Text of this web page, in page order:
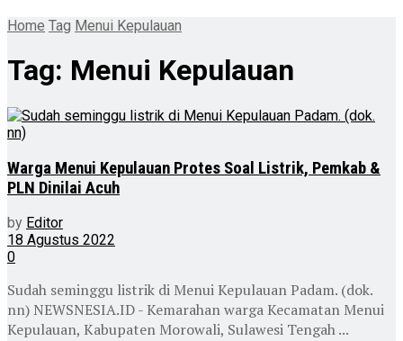
Home Tag Menui Kepulauan
Tag: Menui Kepulauan
Warga Menui Kepulauan Protes Soal Listrik, Pemkab &
PLN Dinilai Acuh
by Editor
18 Agustus 2022
0
Sudah seminggu listrik di Menui Kepulauan Padam. (dok.
nn) NEWSNESIA.ID - Kemarahan warga Kecamatan Menui
Kepulauan, Kabupaten Morowali, Sulawesi Tengah ...